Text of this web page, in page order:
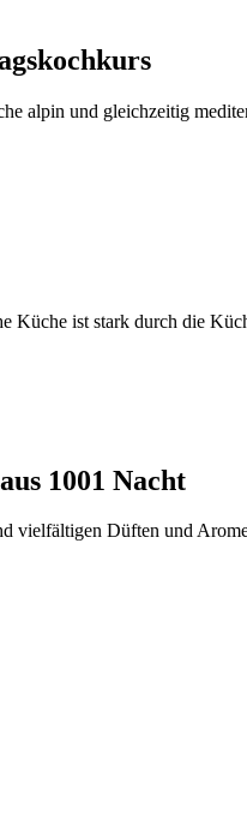
alpin und gleichzeitig
Küche ist stark durch die
1001 Nacht
vielfältigen Düften und